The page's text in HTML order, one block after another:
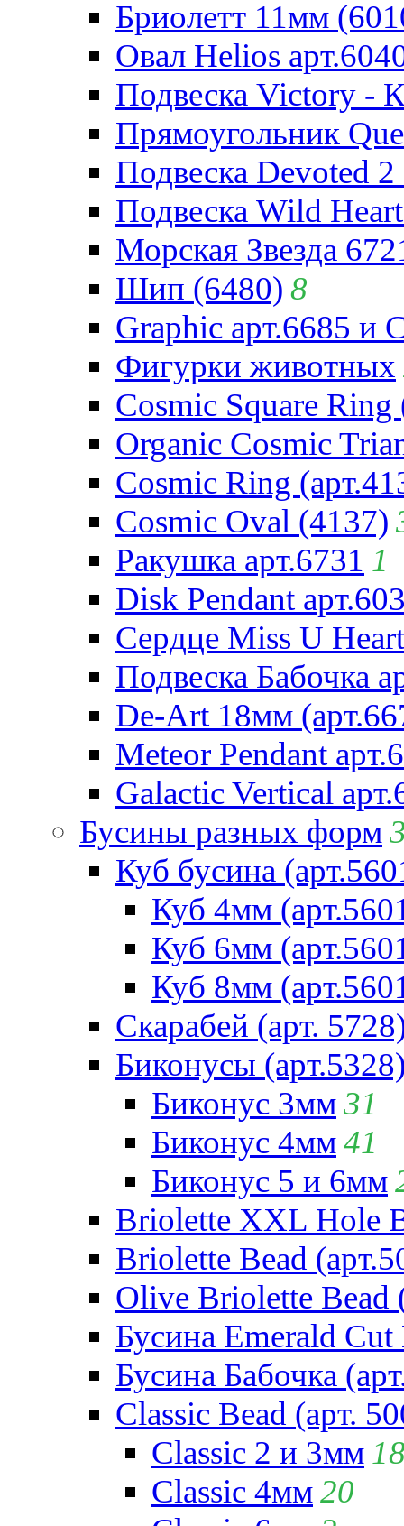
Бриолетт 11мм
Овал Helios
Подвеска Victory -
Прямоугольник
Подвеска Devoted
Подвеска Wild
Морская Звезда
Шип (6480) 8
Graphic арт.6685 и
Фигурки животных
Cosmic Square Ring
Organic Cosmic
Cosmic Ring
Cosmic Oval (4137)
Ракушка арт.6731 1
Disk Pendant
Сердце Miss U
Подвеска Бабочка
De-Art 18мм
Meteor Pendant
Galactic Vertical
Бусины разных форм
Куб бусина
Куб 4мм
Куб 6мм
Куб 8мм
Скарабей (арт.
Биконусы
Биконус 3мм31
Биконус 4мм41
Биконус 5 и 6мм
Briolette XXL Hole
Briolette Bead
Olive Briolette Bead
Бусина Emerald Cut
Бусина Бабочка
Classic Bead (арт.
Classic 2 и 3мм
Classic 4мм20